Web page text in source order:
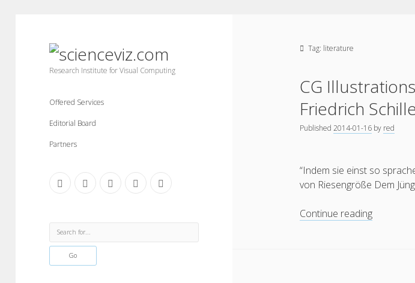
scienceviz.com
Research Institute for Visual Computing
Offered Services
Editorial Board
Partners
facebookinstagramlinkedin youtubexing
Sidebar
Search
Tag: literature
CG
Friedrich
Published2014-01-16 by red
“Indem sie einst so
von Riesengröße Dem
Continue readingCG